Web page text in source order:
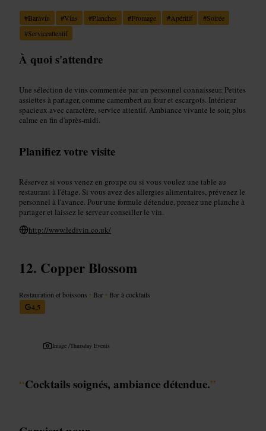
#Baràvin #Vins #Planches #Fromage #Apéritif #Soirée
#Serviceattentif
À quoi s'attendre
Une sélection de vins commentée par un personnel connaisseur. Petites
assiettes à partager, comme camembert au four et escargots. Intérieur
spacieux avec caractère, service attentif. Ambiance vivante le soir, plus
calme en fin d'après-midi.
Planifiez votre visite
Réservez si vous venez en groupe ou si vous voulez une table au
restaurant à l'étage. Si vous avez des allergies alimentaires, prévenez le
personnel à l'avance. Pour une formule détendue, prenez une planche à
partager et laissez le serveur conseiller le vin.
http://www.ledivin.co.uk/
Copper Blossom
Restauration et boissons • Bar • Bar à cocktails
4,5
Image /Thursday Events
“Cocktails soignés, ambiance détendue.”